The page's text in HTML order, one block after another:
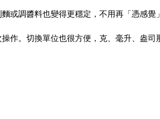
或調醬料也變得更穩定，不用再「憑感覺
作。切換單位也很方便，克、毫升、盎